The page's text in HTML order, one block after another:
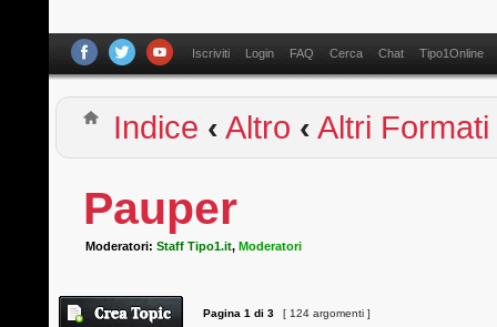
Iscriviti Login FAQ Cerca Chat Tipo1Online
Indice ‹ Altro ‹ Altri
Pauper
Moderatori:Staff Tipo1.it,Moderatori
Pagina1 di3 [ 124 argomenti ]